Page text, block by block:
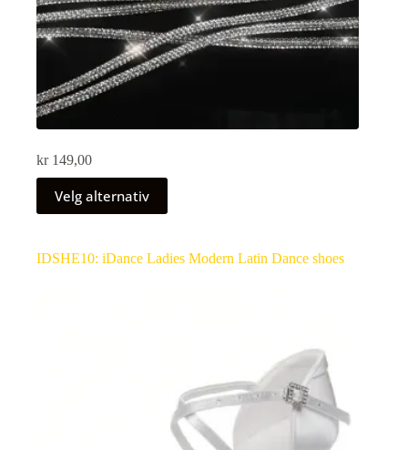
kr149,00
Velg alternativ
IDSHE10: iDance Ladies Modern Latin Dance shoes